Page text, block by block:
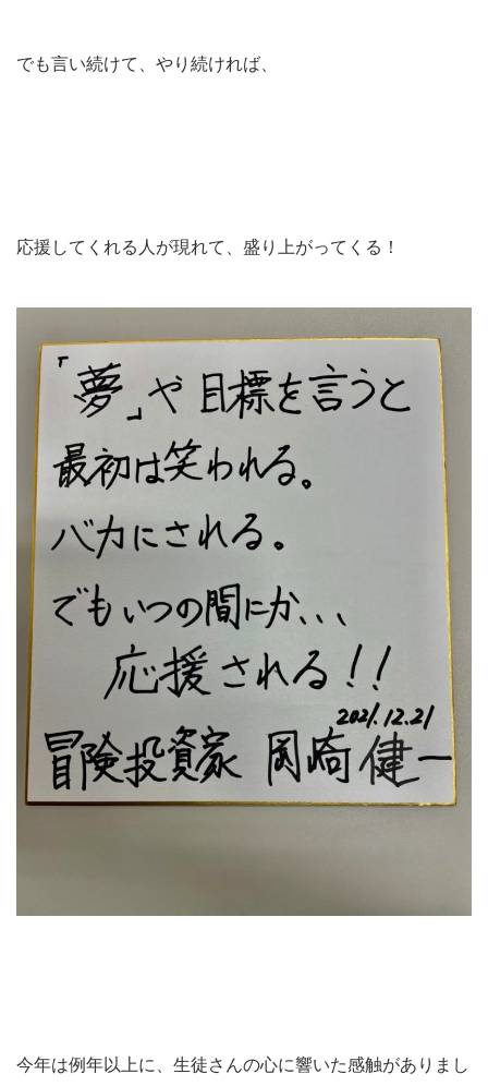
でも言い続けて、やり続ければ、
応援してくれる人が現れて、盛り上がってくる！
今年は例年以上に、生徒さんの心に響いた感触がありまし